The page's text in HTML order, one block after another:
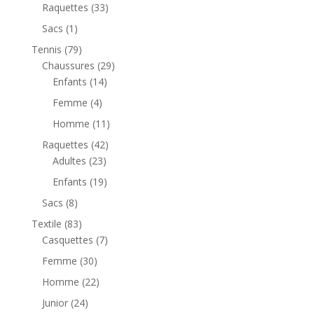
Raquettes (33)
Sacs (1)
Tennis (79)
Chaussures (29)
Enfants (14)
Femme (4)
Homme (11)
Raquettes (42)
Adultes (23)
Enfants (19)
Sacs (8)
Textile (83)
Casquettes (7)
Femme (30)
Homme (22)
Junior (24)